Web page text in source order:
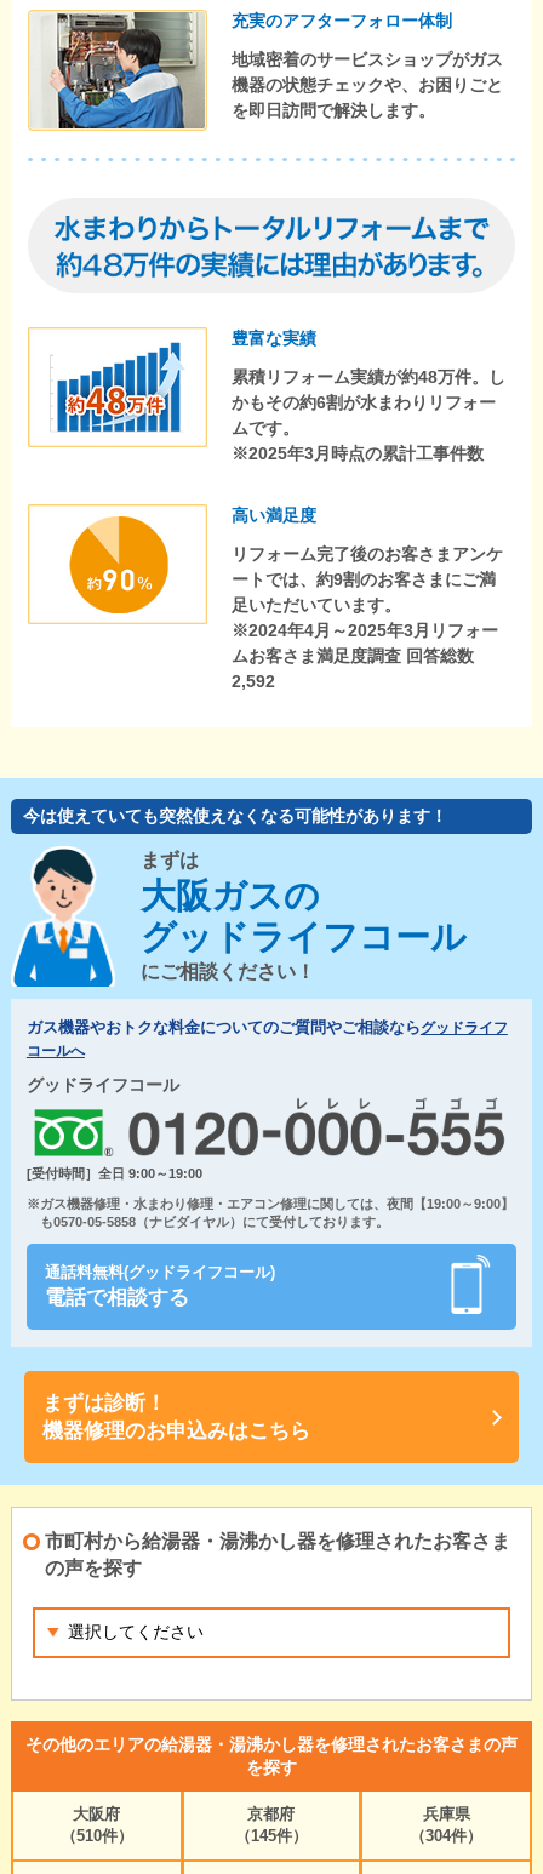
充実のアフターフォロー体制
地域密着のサービスショップがガス
機器の状態チェックや、お困りごと
を即日訪問で解決します。
豊富な実績
累積リフォーム実績が約48万件。し
かもその約6割が水まわりリフォー
ムです。
※2025年3月時点の累計工事件数
高い満足度
リフォーム完了後のお客さまアンケ
ートでは、約9割のお客さまにご満
足いただいています。
※2024年4月～2025年3月リフォー
ムお客さま満足度調査 回答総数
2,592
今は使えていても突然使えなくなる可能性があります！
まずは
大阪ガスの
グッドライフコール
にご相談ください！
ガス機器やおトクな料金についてのご質問やご相談ならグッドライフ
コールへ
グッドライフコール
[受付時間］全日 9:00～19:00
※ガス機器修理・水まわり修理・エアコン修理に関しては、夜間【19:00～9:00】
も0570-05-5858（ナビダイヤル）にて受付しております。
通話料無料(グッドライフコール)
電話で相談する
まずは診断！
機器修理のお申込みはこちら
市町村から給湯器・湯沸かし器を修理されたお客さま
の声を探す
その他のエリアの給湯器・湯沸かし器を修理されたお客さまの声
を探す
大阪府
（510件）
京都府
（145件）
兵庫県
（304件）